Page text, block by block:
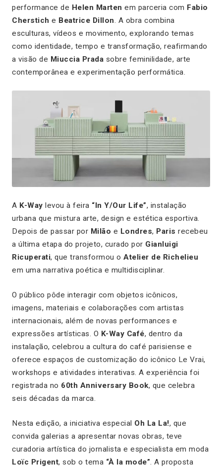
performance de Helen Marten em parceria com Fabio
Cherstich e Beatrice Dillon. A obra combina
esculturas, vídeos e movimento, explorando temas
como identidade, tempo e transformação, reafirmando
a visão de Miuccia Prada sobre feminilidade, arte
contemporânea e experimentação performática.
A K-Way levou à feira “In Y/Our Life”, instalação
urbana que mistura arte, design e estética esportiva.
Depois de passar por Milão e Londres, Paris recebeu
a última etapa do projeto, curado por Gianluigi
Ricuperati, que transformou o Atelier de Richelieu
em uma narrativa poética e multidisciplinar.
O público pôde interagir com objetos icônicos,
imagens, materiais e colaborações com artistas
internacionais, além de novas performances e
expressões artísticas. O K-Way Café, dentro da
instalação, celebrou a cultura do café parisiense e
oferece espaços de customização do icônico Le Vrai,
workshops e atividades interativas. A experiência foi
registrada no 60th Anniversary Book, que celebra
seis décadas da marca.
Nesta edição, a iniciativa especial Oh La La!, que
convida galerias a apresentar novas obras, teve
curadoria artística do jornalista e especialista em moda
Loïc Prigent, sob o tema “À la mode” . A proposta